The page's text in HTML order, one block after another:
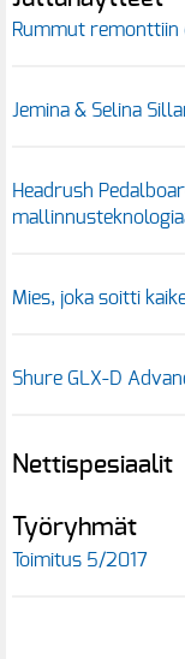
Rummut remonttiin
Jemina & Selina
Headrush
Mies, joka soitti
Shure GLX-D
Nettispesiaalit
Työryhmät
Toimitus 5/2017